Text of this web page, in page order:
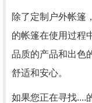
除了定制户外帐篷
的帐篷在使用过程
品质的产品和出色
舒适和安心。
如果您正在寻找....